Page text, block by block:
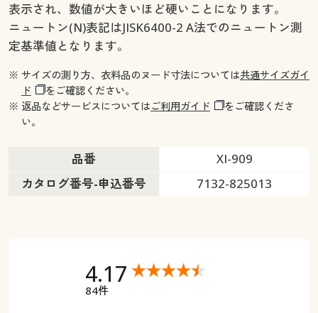
表示され、数値が大きいほど硬いことになります。
ニュートン(N)表記はJISK6400-2 A法でのニュートン測
定基準値となります。
※ サイズの測り方、衣料品のヌード寸法については共通サイズガイ
ド
をご確認ください。
※ 返品などサービスについてはご利用ガイド
をご確認くださ
い。
品番
XI-909
カタログ番号-申込番号
7132-825013
4.17
84件